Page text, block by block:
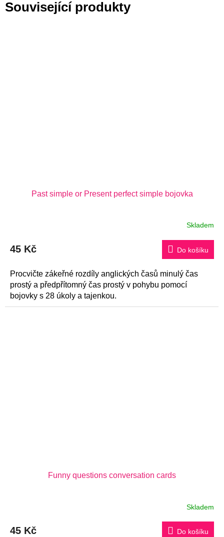
Související produkty
Past simple or Present perfect simple bojovka
Skladem
45 Kč Do košíku
Procvičte zákeřné rozdíly anglických časů minulý čas
prostý a předpřítomný čas prostý v pohybu pomocí
bojovky s 28 úkoly a tajenkou.
Funny questions conversation cards
Skladem
45 Kč Do košíku